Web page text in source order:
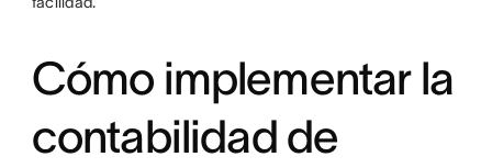
Cómo implementar la
contabilidad de